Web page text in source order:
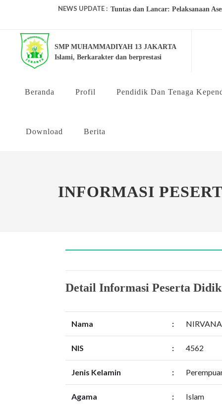
NEWS UPDATE : Tuntas dan Lancar: Pelaksanaan
SEMARAK KEMERDEKAAN HUT
WISUDA TAHFIDZ AL QURAN
MPLS & FORTASI 2026 SMP
SMP MUHAMMADIYAH 13 JAKARTA
Islami, Berkarakter dan berprestasi
Beranda Profil Pendidik Dan Tenaga
Download Berita
INFORMASI
Detail Informasi Peserta Didik
Nama :
NIS : 4562
Jenis Kelamin :
Agama : Islam